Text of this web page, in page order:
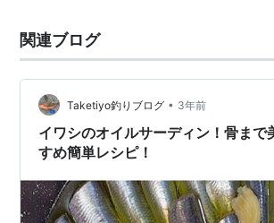
関連ブログ
Taketiyo釣りブログ • 3年前
イワシのオイルサーディン！骨まで
すめ簡単レシピ！